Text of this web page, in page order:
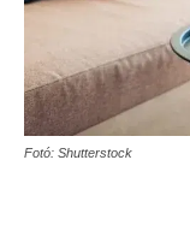
Fotó: Shutterstock